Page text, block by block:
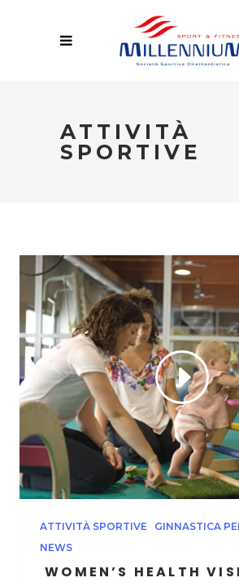
ATTIVITÀ
SPORTIVE
ATTIVITÀ SPORTIVE
GINNASTICA
NEWS
WOMEN’S HEALTH